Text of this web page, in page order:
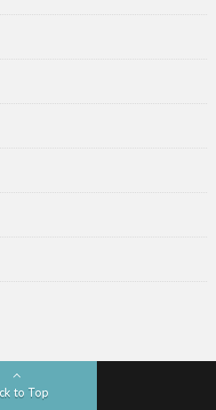
to Top